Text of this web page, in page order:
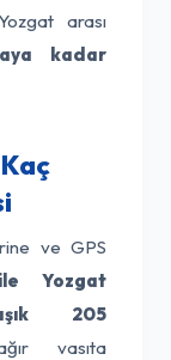
arası
kadar
ve GPS
Yozgat
205
vasıta